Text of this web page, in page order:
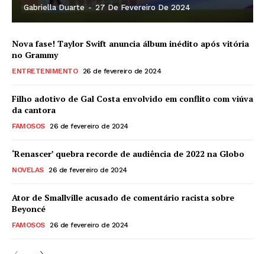
Gabriella Duarte - 27 De Fevereiro De 2024
Nova fase! Taylor Swift anuncia álbum inédito após vitória
no Grammy
ENTRETENIMENTO 26 de fevereiro de 2024
Filho adotivo de Gal Costa envolvido em conflito com viúva
da cantora
FAMOSOS 26 de fevereiro de 2024
‘Renascer’ quebra recorde de audiência de 2022 na Globo
NOVELAS 26 de fevereiro de 2024
Ator de Smallville acusado de comentário racista sobre
Beyoncé
FAMOSOS 26 de fevereiro de 2024